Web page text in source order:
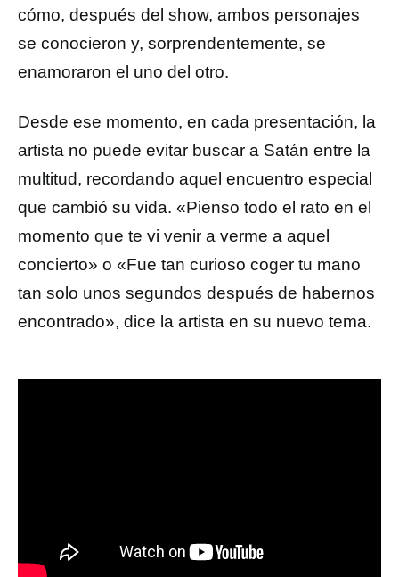
cómo, después del show, ambos personajes
se conocieron y, sorprendentemente, se
enamoraron el uno del otro.
Desde ese momento, en cada presentación, la
artista no puede evitar buscar a Satán entre la
multitud, recordando aquel encuentro especial
que cambió su vida. «Pienso todo el rato en el
momento que te vi venir a verme a aquel
concierto» o «Fue tan curioso coger tu mano
tan solo unos segundos después de habernos
encontrado», dice la artista en su nuevo tema.